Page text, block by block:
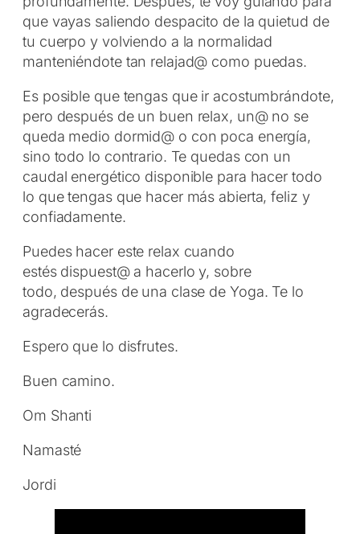
que vayas saliendo despacito de la quietud de
tu cuerpo y volviendo a la normalidad
manteniéndote tan relajad@ como puedas.
Es posible que tengas que ir acostumbrándote,
pero después de un buen relax, un@ no se
queda medio dormid@ o con poca energía,
sino todo lo contrario. Te quedas con un
caudal energético disponible para hacer todo
lo que tengas que hacer más abierta, feliz y
confiadamente.
Puedes hacer este relax cuando
estés dispuest@ a hacerlo y, sobre
todo, después de una clase de Yoga. Te lo
agradecerás.
Espero que lo disfrutes.
Buen camino.
Om Shanti
Namasté
Jordi